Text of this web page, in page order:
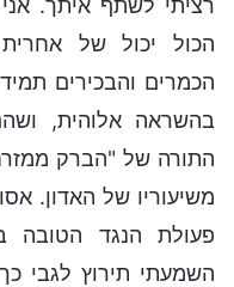
רציתי לשתף איתך.
הכול יכול של
הכמרים והבכירים
בהשראה אלוהית,
התורה של "הברק
משיעוריו של האדון.
פעולת הנגד הטובה
השמעתי תירוץ לגבי